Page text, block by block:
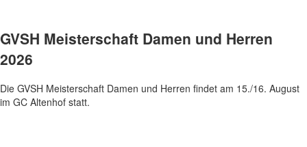
GVSH Meisterschaft Damen und Herren
2026
Die GVSH Meisterschaft Damen und Herren findet am 15./16. August
im GC Altenhof statt.